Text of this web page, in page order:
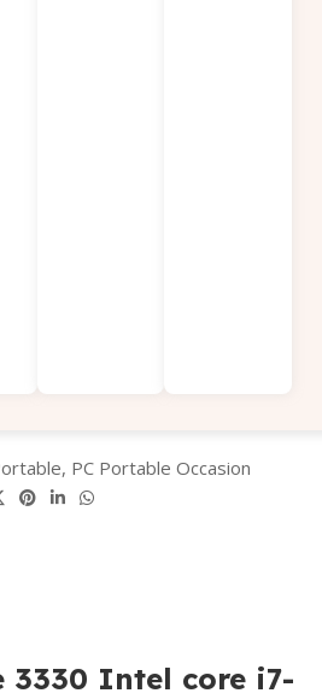
, PC Portable Occasion
3330 Intel core i7-